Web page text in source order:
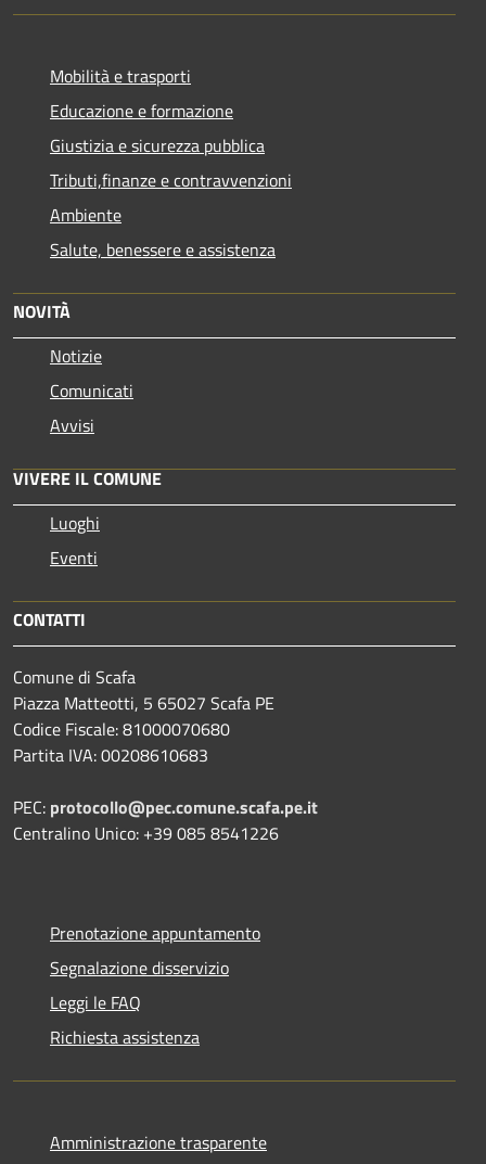
Mobilità e trasporti
Educazione e formazione
Giustizia e sicurezza pubblica
Tributi,finanze e contravvenzioni
Ambiente
Salute, benessere e assistenza
NOVITÀ
Notizie
Comunicati
Avvisi
VIVERE IL COMUNE
Luoghi
Eventi
CONTATTI
Comune di Scafa
Piazza Matteotti, 5 65027 Scafa PE
Codice Fiscale: 81000070680
Partita IVA: 00208610683
PEC: protocollo@pec.comune.scafa.pe.it
Centralino Unico: +39 085 8541226
Prenotazione appuntamento
Segnalazione disservizio
Leggi le FAQ
Richiesta assistenza
Amministrazione trasparente